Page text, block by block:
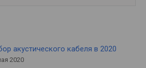
акустического кабеля в 2020
2020